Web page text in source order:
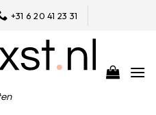
+31 6 20 41 23 31